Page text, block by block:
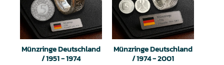
Münzringe Deutschland
/ 1951 - 1974
Münzringe Deutschland
/ 1974 - 2001